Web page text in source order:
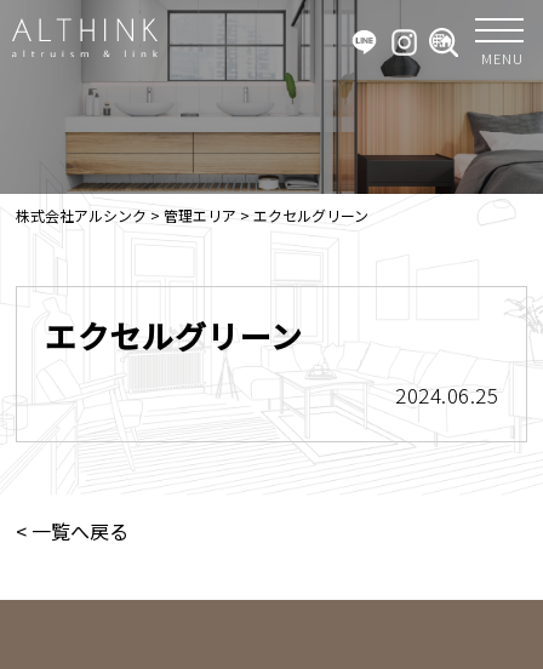
MENU
株式会社アルシンク >管理エリア >エクセルグリーン
エクセルグリーン
2024.06.25
< 一覧へ戻る